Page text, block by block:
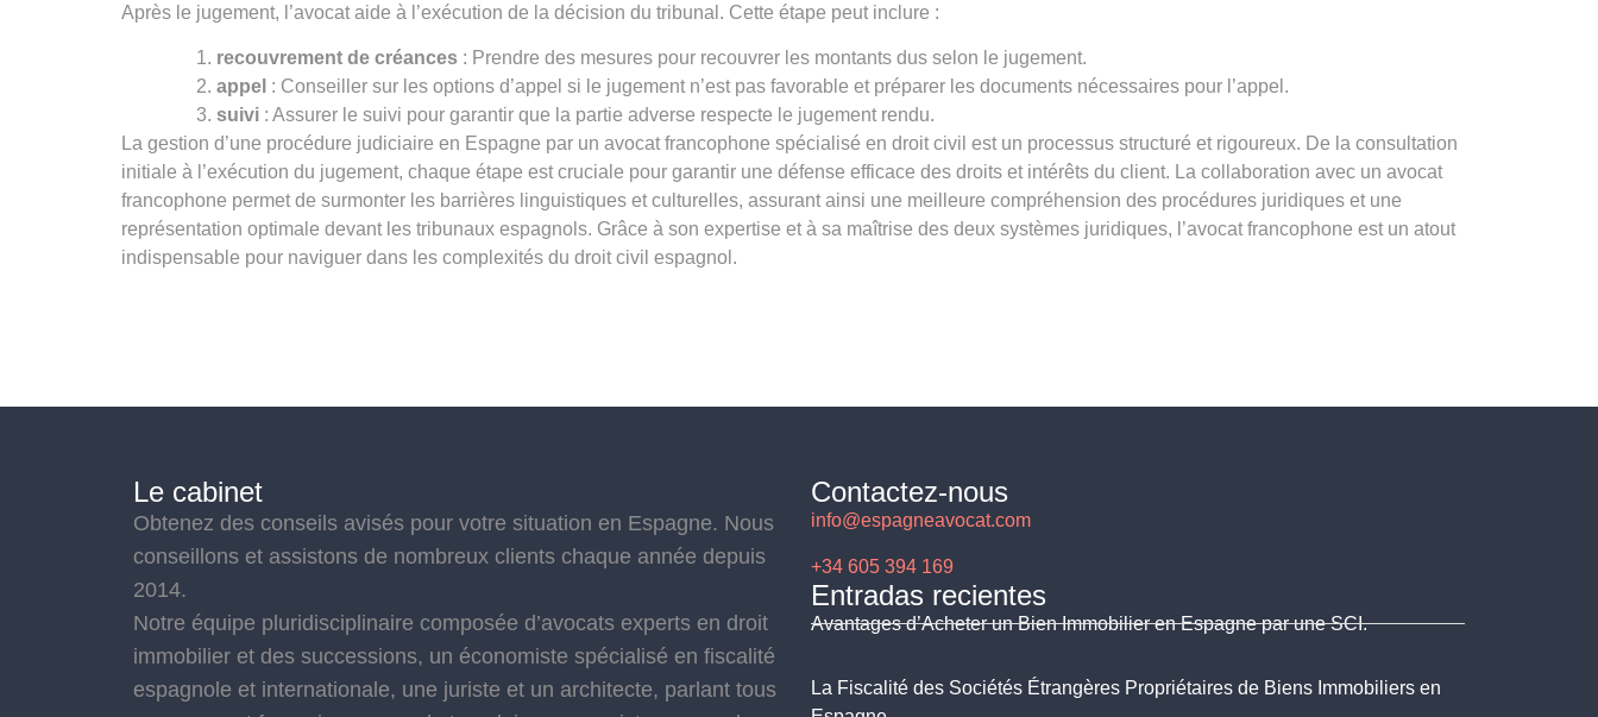
Après le jugement, l’avocat aide à l’exécution de la décision du tribunal. Cette étape peut inclure :
recouvrement de créances : Prendre des mesures pour recouvrer les montants dus selon le jugement.
appel : Conseiller sur les options d’appel si le jugement n’est pas favorable et préparer les documents nécessaires pour l’appel.
suivi : Assurer le suivi pour garantir que la partie adverse respecte le jugement rendu.
La gestion d’une procédure judiciaire en Espagne par un avocat francophone spécialisé en droit civil est un processus structuré et rigoureux. De la consultation
initiale à l’exécution du jugement, chaque étape est cruciale pour garantir une défense efficace des droits et intérêts du client. La collaboration avec un avocat
francophone permet de surmonter les barrières linguistiques et culturelles, assurant ainsi une meilleure compréhension des procédures juridiques et une
représentation optimale devant les tribunaux espagnols. Grâce à son expertise et à sa maîtrise des deux systèmes juridiques, l’avocat francophone est un atout
indispensable pour naviguer dans les complexités du droit civil espagnol.
Le cabinet
Obtenez des conseils avisés pour votre situation en Espagne. Nous
conseillons et assistons de nombreux clients chaque année depuis
2014.
Notre équipe pluridisciplinaire composée d’avocats experts en droit
immobilier et des successions, un économiste spécialisé en fiscalité
espagnole et internationale, une juriste et un architecte, parlant tous
Contactez-nous
info@espagneavocat.com
+34 605 394 169
Entradas recientes
Avantages d’Acheter un Bien Immobilier en Espagne par une SCI.
La Fiscalité des Sociétés Étrangères Propriétaires de Biens Immobiliers en